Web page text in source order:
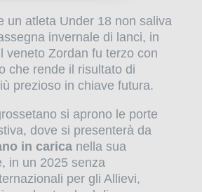
un atleta Under 18 non saliva
invernale di lanci, in
veneto Zordan fu terzo con
che rende il risultato di
prezioso in chiave futura.
si aprono le porte
dove si presenterà da
in carica nella sua
in un 2025 senza
per gli Allievi,